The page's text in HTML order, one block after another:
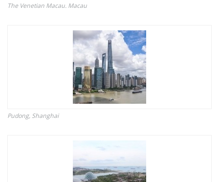
The Venetian Macau. Macau
Pudong, Shanghai